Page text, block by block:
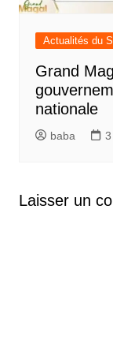
Actualités du
Grand
nationale
baba
Laisser un